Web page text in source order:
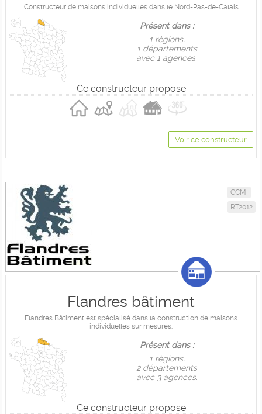
Constructeur de maisons individuelles dans le Nord-Pas-de-Calais
Présent dans :
1 règions,
1 départements
avec 1 agences.
Ce constructeur propose
Voir ce constructeur
CCMI
RT2012
Flandres bâtiment
Flandres Bâtiment est spécialisé dans la construction de maisons
individuelles sur mesures.
Présent dans :
1 règions,
2 départements
avec 3 agences.
Ce constructeur propose